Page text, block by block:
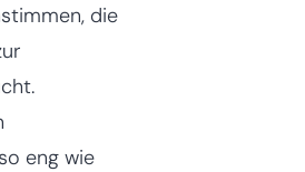
die
eng wie